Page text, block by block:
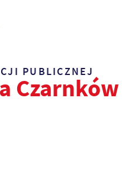
PUBLICZNEJ
Czarnków